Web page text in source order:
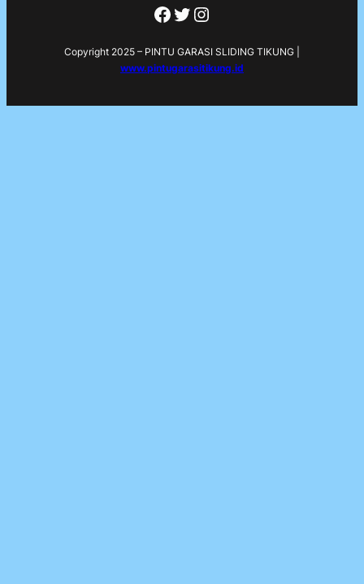
Facebook
Twitter
Instagram
Copyright 2025 – PINTU GARASI SLIDING TIKUNG |
www.pintugarasitikung.id